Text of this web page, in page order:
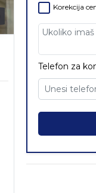
Korekcija
Telefon za